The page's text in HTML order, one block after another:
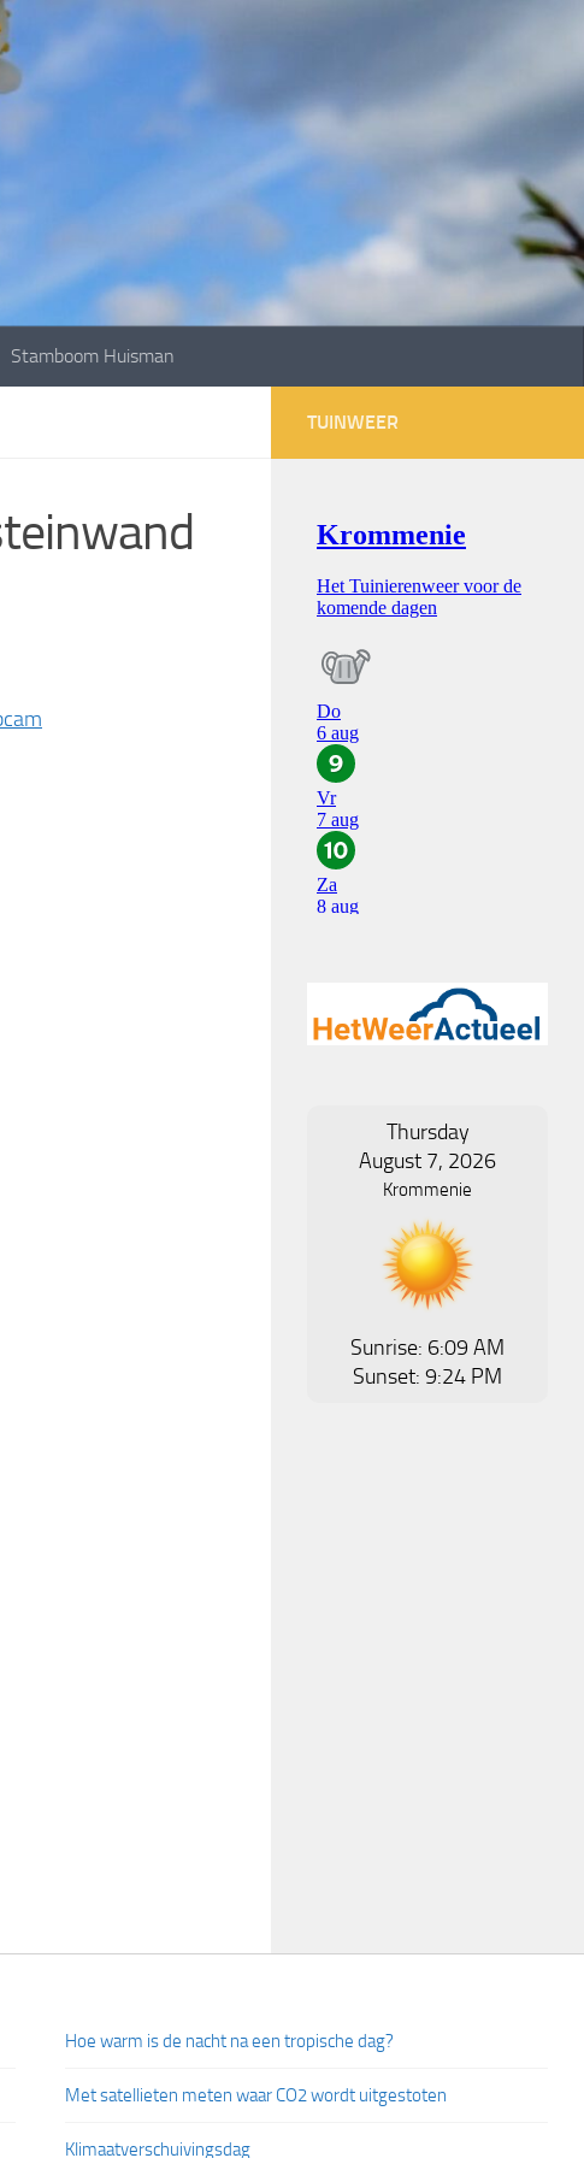
Stamboom Huisman
TUINWEER
Thursday
August 7, 2026
Krommenie
Sunrise: 6:09 AM
Sunset: 9:24 PM
Hoe warm is de nacht na een tropische dag?
Met satellieten meten waar CO2 wordt uitgestoten
Klimaatverschuivingsdag